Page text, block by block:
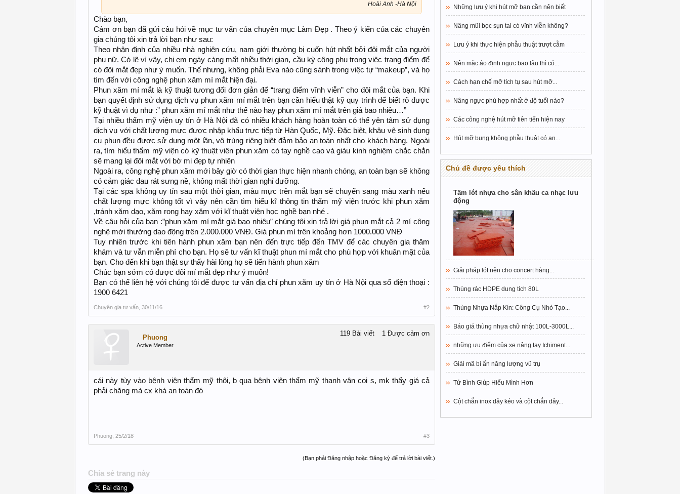
Hoài Anh -Hà Nội​
Chào bạn,
Cảm ơn bạn đã gửi câu hỏi về mục tư vấn của chuyên mục Làm Đẹp . Theo ý kiến của các chuyên
gia chúng tôi xin trả lời bạn như sau:
Theo nhận định của nhiều nhà nghiên cứu, nam giới thường bị cuốn hút nhất bởi đôi mắt của người
phụ nữ. Có lẽ vì vậy, chị em ngày càng mất nhiều thời gian, cầu kỳ công phu trong việc trang điểm để
có đôi mắt đẹp như ý muốn. Thế nhưng, không phải Eva nào cũng sành trong việc tự “makeup”, và họ
tìm đến với công nghệ phun xăm mí mắt hiện đại.
Phun xăm mí mắt là kỹ thuật tương đối đơn giản để “trang điểm vĩnh viễn” cho đôi mắt của bạn. Khi
bạn quyết định sử dụng dịch vụ phun xăm mí mắt trên bạn cần hiểu thật kỹ quy trình để biết rõ được
kỹ thuật vì dụ như :” phun xăm mí mắt như thế nào hay phun xăm mí mắt trên giá bao nhiêu…”
Tại nhiều thẩm mỹ viện uy tín ở Hà Nội đã có nhiều khách hàng hoàn toàn có thể yên tâm sử dụng
dịch vụ với chất lượng mực được nhập khẩu trực tiếp từ Hàn Quốc, Mỹ. Đặc biệt, khâu vệ sinh dụng
cụ phun đều được sử dụng một lần, vô trùng riêng biệt đảm bảo an toàn nhất cho khách hàng. Ngoài
ra, tìm hiểu thẩm mỹ viện có kỹ thuật viên phun xăm có tay nghề cao và giàu kinh nghiệm chắc chắn
sẽ mang lại đôi mắt với bờ mi đẹp tự nhiên
Ngoài ra, công nghệ phun xăm mới bây giờ có thời gian thực hiện nhanh chóng, an toàn bạn sẽ không
có cảm giác đau rát sưng nề, không mất thời gian nghỉ dưỡng.
Tại các spa không uy tín sau một thời gian, màu mực trên mắt bạn sẽ chuyển sang màu xanh nếu
chất lượng mực không tốt vì vây nên cần tìm hiểu kĩ thông tin thẩm mỹ viện trước khi phun xăm
,tránh xăm dạo, xăm rong hay xăm với kĩ thuật viện học nghề bạn nhé .
Về câu hỏi của bạn :”phun xăm mí mắt giá bao nhiêu” chúng tôi xin trả lời giá phun mắt cả 2 mí công
nghệ mới thường dao động trên 2.000.000 VNĐ. Giá phun mí trên khoảng hơn 1000.000 VNĐ
Tuy nhiên trước khi tiên hành phun xăm bạn nên đến trực tiếp đến TMV để các chuyên gia thăm
khám và tư vẫn miễn phí cho bạn. Họ sẽ tư vấn kĩ thuật phun mí mắt cho phù hợp với khuân mặt của
bạn. Cho đến khi bạn thật sự thấy hài lòng họ sẽ tiến hành phun xăm
Chúc bạn sớm có được đôi mí mắt đẹp như ý muốn!
Bạn có thể liên hệ với chúng tôi để được tư vấn địa chỉ phun xăm uy tín ở Hà Nội qua số điện thoại :
1900 6421
Chuyên gia tư vấn 30/11/16 #2
Phuong
Active Member
119 Bài viết 1 Được cảm ơn
cái này tùy vào bệnh viện thẩm mỹ thôi, b qua bệnh viện thẩm mỹ thanh vân coi s, mk thấy giá cả
phải chăng mà cx khá an toàn đó
Phuong 25/2/18 #3
(Bạn phải Đăng nhập hoặc Đăng ký để trả lời bài viết.)
Chia sẻ trang này
Những lưu ý khi hút mỡ bạn cần nên biết
Nâng mũi bọc sụn tai có vĩnh viễn không?
Lưu ý khi thực hiện phẫu thuật trượt cằm
Nên mặc áo định ngực bao lâu thì có...
Cách hạn chế mỡ tích tụ sau hút mỡ...
Nâng ngực phù hợp nhất ở độ tuổi nào?
Các công nghệ hút mỡ tiên tiến hiện nay
Hút mỡ bụng không phẫu thuật có an...
Chủ đề được yêu thích
Tấm lót nhựa cho sân khấu ca nhạc lưu
động
Giải pháp lót nền cho concert hàng...
Thùng rác HDPE dung tích 80L
Thùng Nhựa Nắp Kín: Công Cụ Nhỏ Tạo...
Báo giá thùng nhựa chữ nhật 100L-3000L...
những ưu điểm của xe nâng tay Ichiment...
Giải mã bí ẩn năng lượng vũ trụ
Tử Bình Giúp Hiểu Mình Hơn
Cột chắn inox dây kéo và cột chắn dây...